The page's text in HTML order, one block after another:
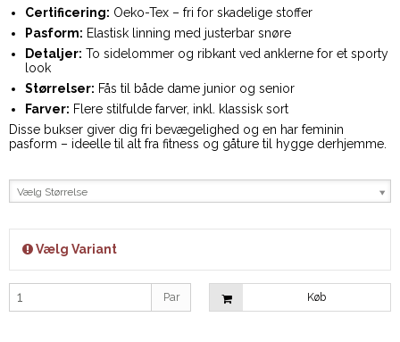
Certificering: Oeko-Tex – fri for skadelige stoffer
Pasform: Elastisk linning med justerbar snøre
Detaljer: To sidelommer og ribkant ved anklerne for et sporty
look
Størrelser: Fås til både dame junior og senior
Farver: Flere stilfulde farver, inkl. klassisk sort
Disse bukser giver dig fri bevægelighed og en har feminin
pasform – ideelle til alt fra fitness og gåture til hygge derhjemme.
Vælg Størrelse
Vælg Variant
Par Køb